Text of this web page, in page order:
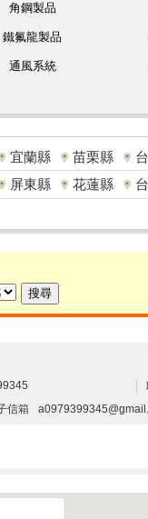
角鋼製品
鐵氟龍製品
通風系統
宜蘭縣 苗栗縣
屏東縣
花蓮縣
信箱